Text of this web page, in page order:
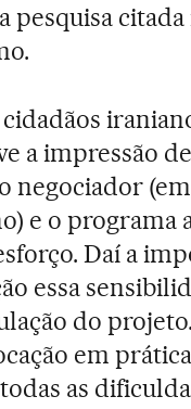
pesquisa
a impressão
negociador
e o programa
Daí a
essa
do
em
as